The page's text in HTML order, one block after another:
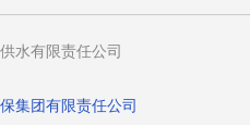
水有限责任公司
集团有限责任公司